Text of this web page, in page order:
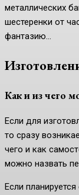
металлических
шестеренки от
фантазию…
Как и из чего
Если для
то сразу
чего и как
можно назвать
Если